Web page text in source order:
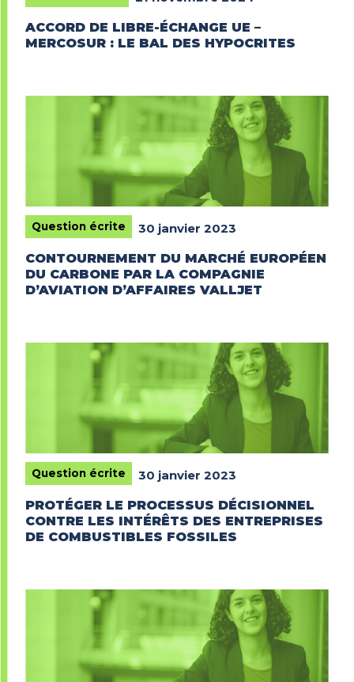
ACCORD DE LIBRE-ÉCHANGE UE –
MERCOSUR : LE BAL DES HYPOCRITES
Question écrite
30 janvier 2023
CONTOURNEMENT DU MARCHÉ EUROPÉEN
DU CARBONE PAR LA COMPAGNIE
D’AVIATION D’AFFAIRES VALLJET
Question écrite
30 janvier 2023
PROTÉGER LE PROCESSUS DÉCISIONNEL
CONTRE LES INTÉRÊTS DES ENTREPRISES
DE COMBUSTIBLES FOSSILES